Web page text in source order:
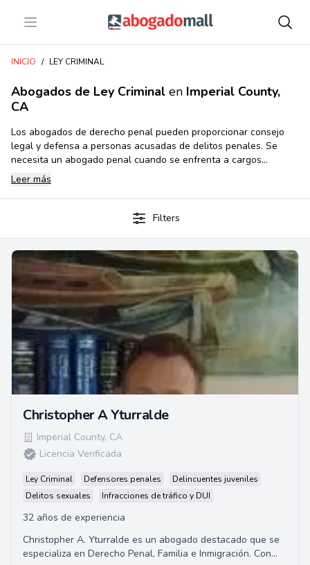
Open menu Abogadomall
INICIO / LEY CRIMINAL
Abogados de Ley Criminal en Imperial County,
CA
Los abogados de derecho penal pueden proporcionar consejo
legal y defensa a personas acusadas de delitos penales. Se
necesita un abogado penal cuando se enfrenta a cargos
criminales, está siendo investigado o ha sido arrestado. Brindan
representación legal, protegen derechos, asesoran sobre
acuerdos de culpabilidad, representan en juicios y apelaciones, y
ayudan con la eliminación de antecedentes penales u ofensas
juveniles. Consultar a un abogado penal con experiencia desde
del caso.
Leer más
Filters
Christopher A Yturralde
Imperial County, CA
Licencia Verificada
Ley Criminal Defensores penales
Delincuentes juveniles
Delitos sexuales
Infracciones de tráfico y DUI
32 años de experiencia
Christopher A. Yturralde es un abogado destacado que se
especializa en Derecho Penal, Familia e Inmigración. Con